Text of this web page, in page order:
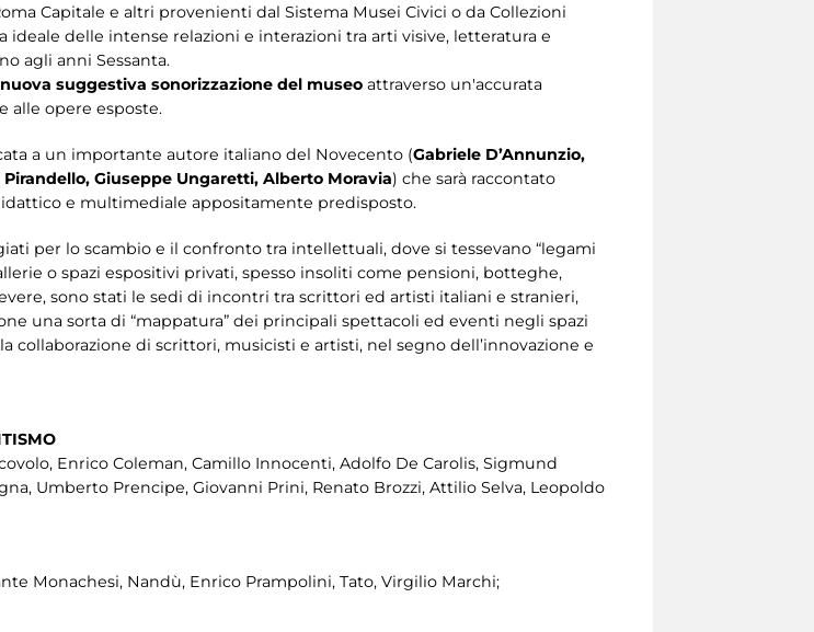
Capitale e altri provenienti dal Sistema Musei Civici o da Collezioni
delle intense relazioni e interazioni tra arti visive, letteratura e
agli anni Sessanta.
nuova suggestiva sonorizzazione del museo attraverso un'accurata
alle opere esposte.
a un importante autore italiano del Novecento (Gabriele D’Annunzio,
Giuseppe Ungaretti, Alberto Moravia) che sarà raccontato
e multimediale appositamente predisposto.
per lo scambio e il confronto tra intellettuali, dove si tessevano “legami
o spazi espositivi privati, spesso insoliti come pensioni, botteghe,
sono stati le sedi di incontri tra scrittori ed artisti italiani e stranieri,
una sorta di “mappatura” dei principali spettacoli ed eventi negli spazi
collaborazione di scrittori, musicisti e artisti, nel segno dell’innovazione e
Enrico Coleman, Camillo Innocenti, Adolfo De Carolis, Sigmund
Umberto Prencipe, Giovanni Prini, Renato Brozzi, Attilio Selva, Leopoldo
Monachesi, Nandù, Enrico Prampolini, Tato, Virgilio Marchi;